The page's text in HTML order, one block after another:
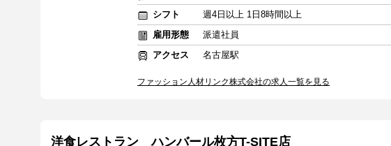
シフト
週4日以上 1日8時間以上
雇用形態
派遣社員
アクセス
名古屋駅
ファッション人材リンク株式会社の求人一覧を見る
洋食レストラン ハンバール枚方T-SITE店